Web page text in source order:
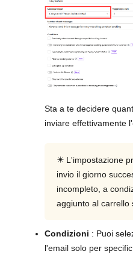
Sta a te decidere
inviare effettivamente
✴️ L'impostazione
invio il giorno
incompleto, a
aggiunto al carrello
Condizioni : Puoi
l'email solo per